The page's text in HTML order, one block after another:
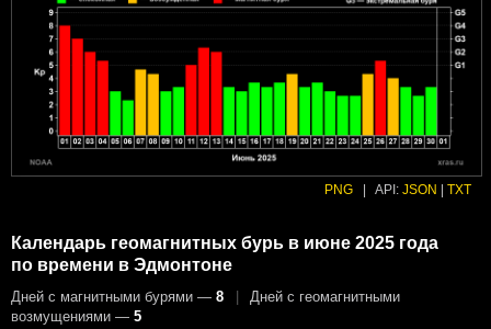
PNG | API: JSON | TXT
Календарь геомагнитных бурь в июне 2025 года
по времени в Эдмонтоне
Дней с магнитными бурями — 8 |
Дней с геомагнитными
возмущениями — 5